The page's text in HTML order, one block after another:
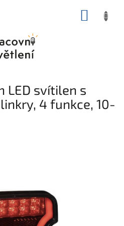
LED svítilen s
4 funkce, 10-